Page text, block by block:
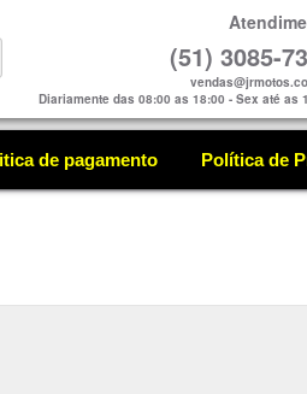
(51) 3085-
Diariamente das 08:00 as 18:00 - Sex até as
de pagamento Política de